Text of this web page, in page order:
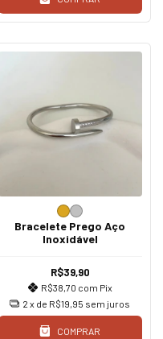
Bracelete Prego Aço
Inoxidável
R$39,90
R$38,70 com Pix
2 x de R$19,95 sem juros
COMPRAR